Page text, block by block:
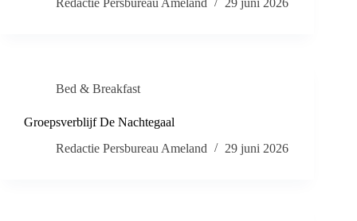
Redactie Persbureau Ameland
29 juni 2026
Bed & Breakfast
Groepsverblijf De Nachtegaal
Redactie Persbureau Ameland
29 juni 2026